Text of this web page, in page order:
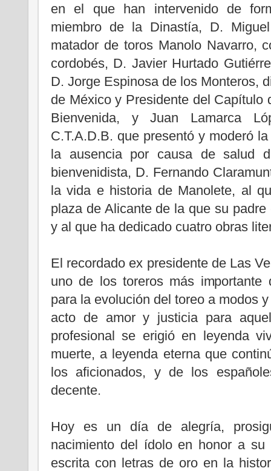
en el que han intervenido de
miembro de la Dinastía, D.
matador de toros Manolo Navarro,
cordobés, D. Javier Hurtado
D. Jorge Espinosa de los Monteros,
de México y Presidente del Capítulo
Bienvenida, y Juan Lamarca
C.T.A.D.B. que presentó y moderó
la ausencia por causa de salud
bienvenidista, D. Fernando
la vida e historia de Manolete, al
plaza de Alicante de la que su
y al que ha dedicado cuatro obras
El recordado ex presidente de Las
uno de los toreros más importante
para la evolución del toreo a modos
acto de amor y justicia para
profesional se erigió en leyenda
muerte, a leyenda eterna que
los aficionados, y de los
decente.
Hoy es un día de alegría,
nacimiento del ídolo en honor a su
escrita con letras de oro en la